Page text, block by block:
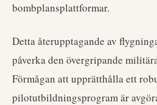
bombplansplattformar.
Detta återupptagande av
påverka den övergripande
Förmågan att upprätthålla ett
pilotutbildningsprogram är